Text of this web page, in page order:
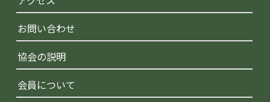
お問い合わせ
協会の説明
会員について